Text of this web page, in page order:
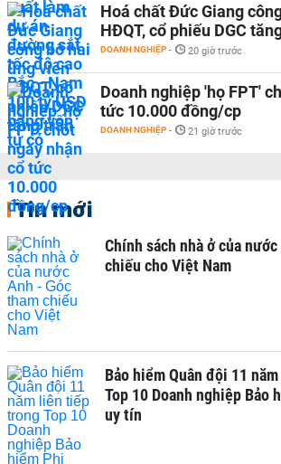
Hoá chất Đức Giang
HĐQT, cổ phiếu DGC
DOANH NGHIỆP - 20 giờ trước
Doanh nghiệp 'họ FPT'
tức 10.000 đồng/cp
DOANH NGHIỆP - 21 giờ trước
Tin mới
Chính sách nhà ở của
chiếu cho Việt Nam
Bảo hiểm Quân đội 11
Top 10 Doanh nghiệp Bảo
uy tín